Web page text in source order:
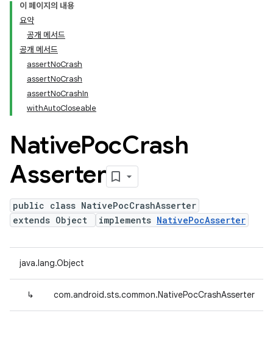
이 페이지의 내용
요약
공개 메서드
공개 메서드
assertNoCrash
assertNoCrash
assertNoCrashIn
withAutoCloseable
NativePocCrash
Asserter
public class NativePocCrashAsserter
extends Object
implements NativePocAsserter
java.lang.Object
↳ com.android.sts.common.NativePocCrashAsserter